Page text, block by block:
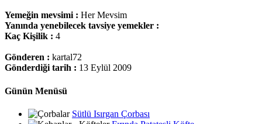
Yemeğin mevsimi : Her Mevsim
Yanında yenebilecek tavsiye yemekler :
Kaç Kişilik : 4
Gönderen : kartal72
Gönderdiği tarih : 13 Eylül 2009
Günün Menüsü
Sütlü Isırgan Çorbası